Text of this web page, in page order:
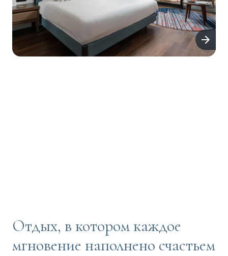
Отдых, в котором каждое
мгновение наполнено счастьем